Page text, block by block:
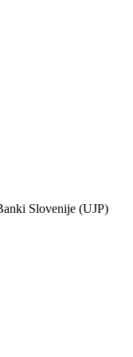
Slovenije (UJP)